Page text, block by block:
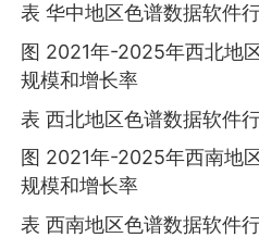
表 华中地区色谱数据软件
图 2021年-2025年西北地
规模和增长率
表 西北地区色谱数据软件
图 2021年-2025年西南地
规模和增长率
表 西南地区色谱数据软件